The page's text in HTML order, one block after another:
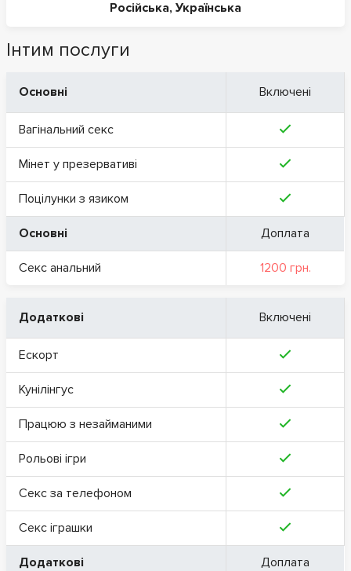
Російська, Українська
Інтим послуги
Основні Включені
Вагінальний секс
Мінет у презервативі
Поцілунки з язиком
Основні Доплата
Секс анальний 1200 грн.
Додаткові Включені
Ескорт
Кунілінгус
Працюю з незайманими
Рольові ігри
Секс за телефоном
Секс іграшки
Додаткові Доплата